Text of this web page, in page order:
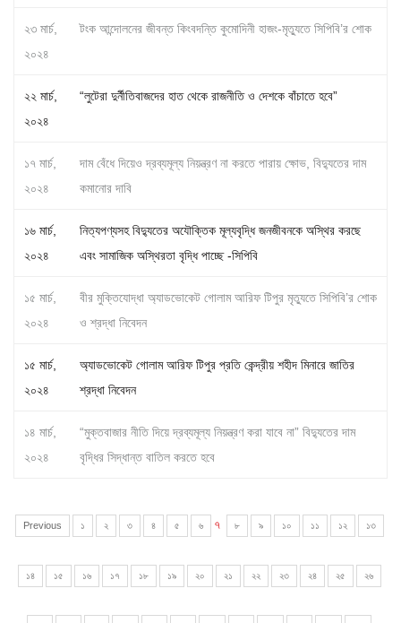
২৩ মার্চ,
২০২৪
টংক আন্দোলনের জীবন্ত কিংবদন্তি কুমোদিনী হাজং-মৃত্যুতে সিপিবি’র শোক
২২ মার্চ,
২০২৪
“লুটেরা দুর্নীতিবাজদের হাত থেকে রাজনীতি ও দেশকে বাঁচাতে হবে”
১৭ মার্চ,
২০২৪
দাম বেঁধে দিয়েও দ্রব্যমূল্য নিয়ন্ত্রণ না করতে পারায় ক্ষোভ, বিদ্যুতের দাম
কমানোর দাবি
১৬ মার্চ,
২০২৪
নিত্যপণ্যসহ বিদ্যুতের অযৌক্তিক মূল্যবৃদ্ধি জনজীবনকে অস্থির করছে
এবং সামাজিক অস্থিরতা বৃদ্ধি পাচ্ছে -সিপিবি
১৫ মার্চ,
২০২৪
বীর মুক্তিযোদ্ধা অ্যাডভোকেট গোলাম আরিফ টিপুর মৃত্যুতে সিপিবি’র শোক
ও শ্রদ্ধা নিবেদন
১৫ মার্চ,
২০২৪
অ্যাডভোকেট গোলাম আরিফ টিপুর প্রতি কেন্দ্রীয় শহীদ মিনারে জাতির
শ্রদ্ধা নিবেদন
১৪ মার্চ,
২০২৪
“মুক্তবাজার নীতি দিয়ে দ্রব্যমূল্য নিয়ন্ত্রণ করা যাবে না” বিদ্যুতের দাম
বৃদ্ধির সিদ্ধান্ত বাতিল করতে হবে
Previous ১ ২ ৩ ৪ ৫ ৬ ৭ ৮ ৯ ১০ ১১ ১২ ১৩
১৪ ১৫ ১৬ ১৭ ১৮ ১৯ ২০ ২১ ২২ ২৩ ২৪ ২৫ ২৬